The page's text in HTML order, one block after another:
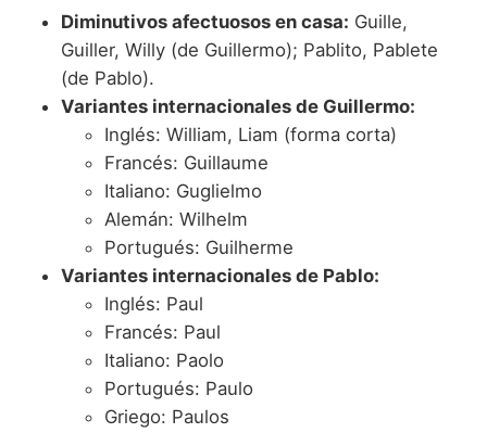
Diminutivos afectuosos en casa: Guille,
Guiller, Willy (de Guillermo); Pablito, Pablete
(de Pablo).
Variantes internacionales de Guillermo:
Inglés: William, Liam (forma corta)
Francés: Guillaume
Italiano: Guglielmo
Alemán: Wilhelm
Portugués: Guilherme
Variantes internacionales de Pablo:
Inglés: Paul
Francés: Paul
Italiano: Paolo
Portugués: Paulo
Griego: Paulos